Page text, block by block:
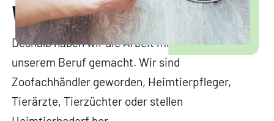
Wir lieben Heimtiere
Deshalb haben wir die Arbeit mit Tieren zu
unserem Beruf gemacht. Wir sind
Zoofachhändler geworden, Heimtierpfleger,
Tierärzte, Tierzüchter oder stellen